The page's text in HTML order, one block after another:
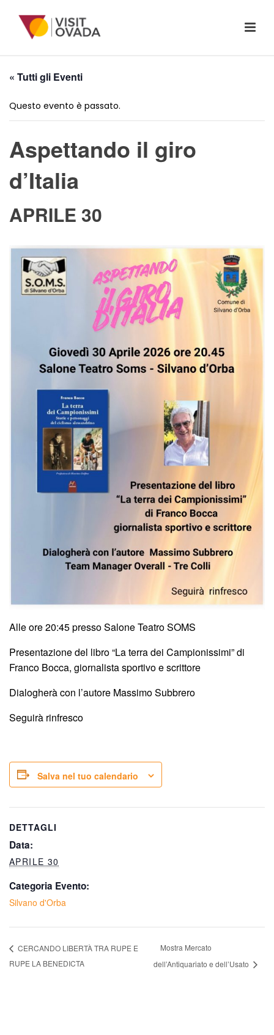
« Tutti gli Eventi
Questo evento è passato.
Aspettando il giro
d’Italia
APRILE 30
Alle ore 20:45 presso Salone Teatro SOMS
Presentazione del libro “La terra dei Campionissimi” di
Franco Bocca, giornalista sportivo e scrittore
Dialogherà con l’autore Massimo Subbrero
Seguirà rinfresco
Salva nel tuo calendario
DETTAGLI
Data:
APRILE 30
Categoria Evento:
Silvano d'Orba
CERCANDO LIBERTÀ TRA RUPE E
RUPE LA BENEDICTA
Mostra Mercato
dell’Antiquariato e dell’Usato